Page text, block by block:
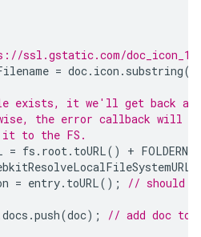
ssl.gstatic.com/
= doc. icon . substring(
it we'll get back a
the error callback will
to the FS.
= fs . root. toURL() +
= entry. toURL(); // should
docs .push(doc); // add doc to